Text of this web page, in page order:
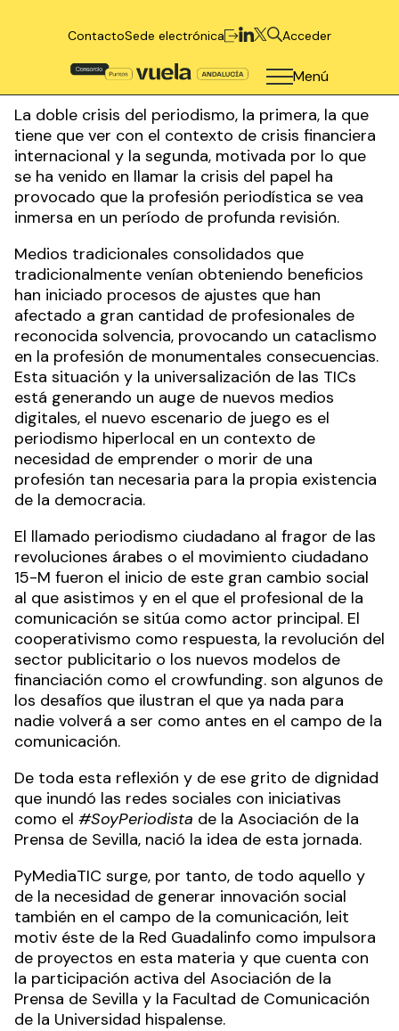
ContactoSede electrónica Acceder
Menú
La doble crisis del periodismo, la primera, la que
tiene que ver con el contexto de crisis financiera
internacional y la segunda, motivada por lo que
se ha venido en llamar la crisis del papel ha
provocado que la profesión periodística se vea
inmersa en un período de profunda revisión.
Medios tradicionales consolidados que
tradicionalmente venían obteniendo beneficios
han iniciado procesos de ajustes que han
afectado a gran cantidad de profesionales de
reconocida solvencia, provocando un cataclismo
en la profesión de monumentales consecuencias.
Esta situación y la universalización de las TICs
está generando un auge de nuevos medios
digitales, el nuevo escenario de juego es el
periodismo hiperlocal en un contexto de
necesidad de emprender o morir de una
profesión tan necesaria para la propia existencia
de la democracia.
El llamado periodismo ciudadano al fragor de las
revoluciones árabes o el movimiento ciudadano
15-M fueron el inicio de este gran cambio social
al que asistimos y en el que el profesional de la
comunicación se sitúa como actor principal. El
cooperativismo como respuesta, la revolución del
sector publicitario o los nuevos modelos de
financiación como el crowfunding. son algunos de
los desafíos que ilustran el que ya nada para
nadie volverá a ser como antes en el campo de la
comunicación.
De toda esta reflexión y de ese grito de dignidad
que inundó las redes sociales con iniciativas
como el #SoyPeriodista de la Asociación de la
Prensa de Sevilla, nació la idea de esta jornada.
PyMediaTIC surge, por tanto, de todo aquello y
de la necesidad de generar innovación social
también en el campo de la comunicación, leit
motiv éste de la Red Guadalinfo como impulsora
de proyectos en esta materia y que cuenta con
la participación activa del Asociación de la
Prensa de Sevilla y la Facultad de Comunicación
de la Universidad hispalense.